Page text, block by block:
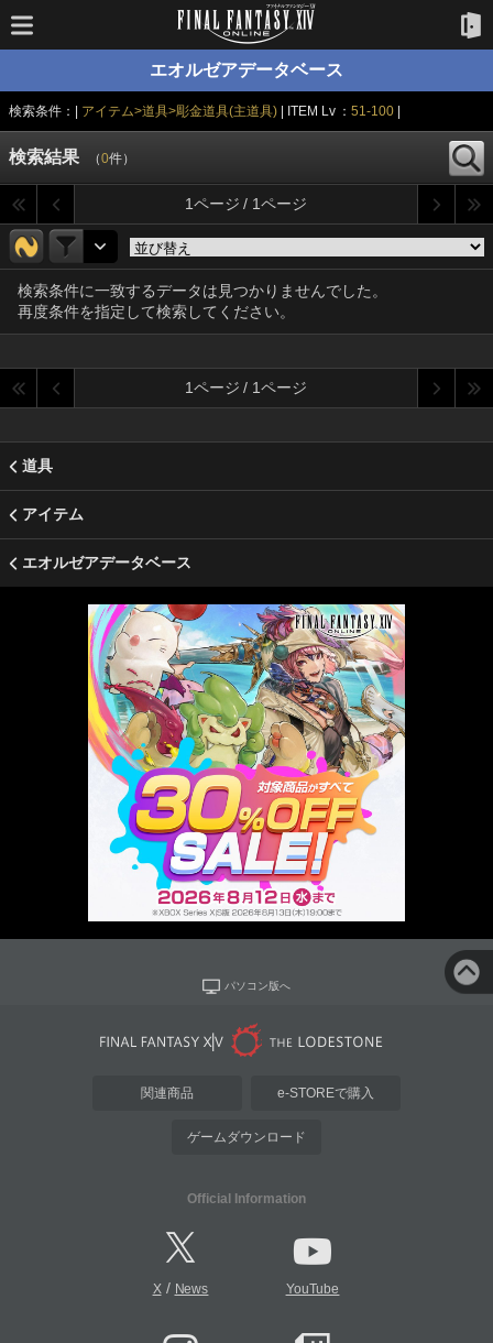
エオルゼアデータベース
検索条件：| アイテム>道具>彫金道具(主道具) | ITEM Lv ：51-100
検索結果 （0件）
1ページ / 1ページ
検索条件に一致するデータは見つかりませんでした。
再度条件を指定して検索してください。
1ページ / 1ページ
道具
アイテム
エオルゼアデータベース
パソコン版へ
関連商品 e-STOREで購入
ゲームダウンロード
Official Information
X/ News YouTube